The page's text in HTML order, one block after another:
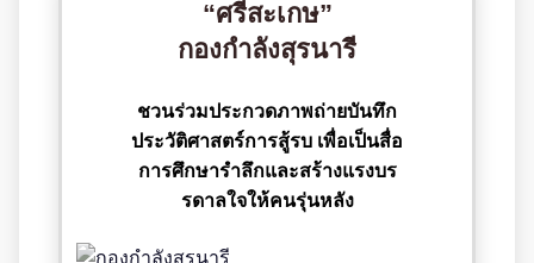
“ศรีสะเกษ”
กองกำลังสุรนารี
ชวนร่วมประกวดภาพถ่ายบันทึก
ประวัติศาสตร์การสู้รบ เพื่อเป็นสื่อ
การศึกษารำลึกและสร้างแรงบร
รดาลใจให้คนรุ่นหลัง